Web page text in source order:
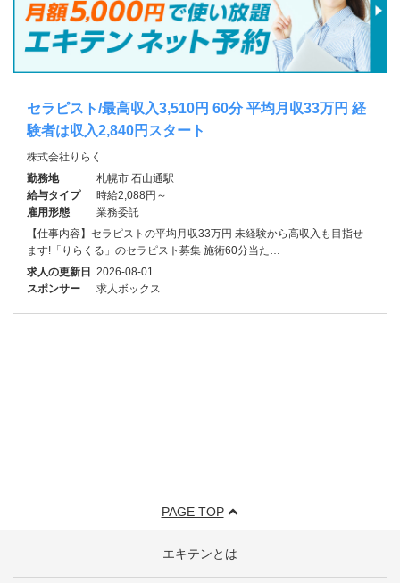
セラピスト/最高収入3,510円 60分 平均月収33万円 経
験者は収入2,840円スタート
株式会社りらく
勤務地
札幌市 石山通駅
給与タイプ
時給2,088円～
雇用形態
業務委託
【仕事内容】セラピストの平均月収33万円 未経験から高収入も目指せ
ます!「りらくる」のセラピスト募集 施術60分当た…
求人の更新日 2026-08-01
スポンサー
求人ボックス
PAGE TOP
エキテンとは